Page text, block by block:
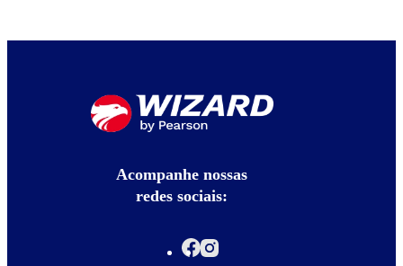
Acompanhe nossas
redes sociais: